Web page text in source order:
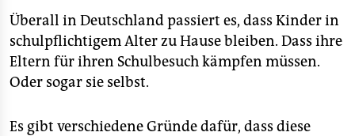
Überall in Deutschland passiert es, dass Kinder in
schulpflichtigem Alter zu Hause bleiben. Dass ihre
Eltern für ihren Schulbesuch kämpfen müssen.
Oder sogar sie selbst.
Es gibt verschiedene Gründe dafür, dass diese